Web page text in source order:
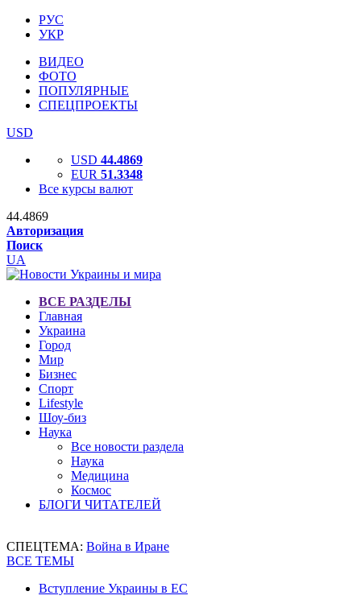
РУС
УКР
ВИДЕО
ФОТО
ПОПУЛЯРНЫЕ
СПЕЦПРОЕКТЫ
USD
USD 44.4869
EUR 51.3348
Все курсы валют
44.4869
Авторизация
Поиск
UA
ВСЕ РАЗДЕЛЫ
Главная
Украина
Город
Мир
Бизнес
Спорт
Lifestyle
Шоу-биз
Наука
Все новости раздела
Наука
Медицина
Космос
БЛОГИ ЧИТАТЕЛЕЙ
СПЕЦТЕМА: Война в Иране
ВСЕ ТЕМЫ
Вступление Украины в ЕС